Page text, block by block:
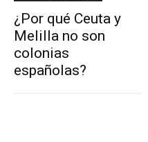
¿Por qué Ceuta y
Melilla no son
colonias
españolas?